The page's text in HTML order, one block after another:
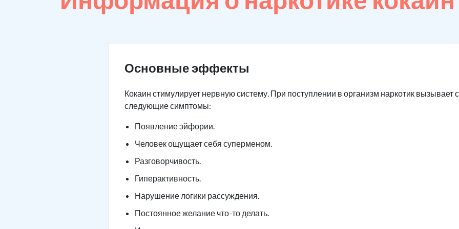
Основные эффекты
Кокаин стимулирует нервную систему. При поступлении в организм наркотик вызывает
следующие симптомы:
Появление эйфории.
Человек ощущает себя суперменом.
Разговорчивость.
Гиперактивность.
Нарушение логики рассуждения.
Постоянное желание что-то делать.